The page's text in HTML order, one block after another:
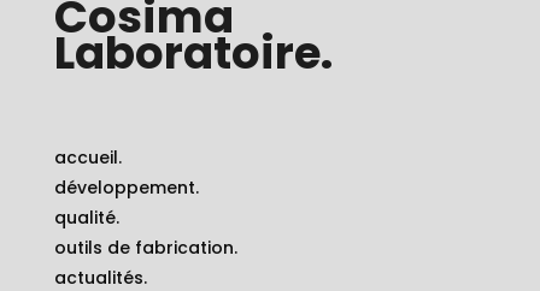
Cosima
Laboratoire.
accueil.
développement.
qualité.
outils de fabrication.
actualités.